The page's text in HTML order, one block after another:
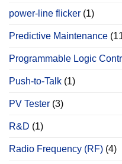
power‐line flicker (1)
Predictive Maintenance
Programmable Logic
Push-to-Talk (1)
PV Tester (3)
R&D (1)
Radio Frequency (RF) (4)